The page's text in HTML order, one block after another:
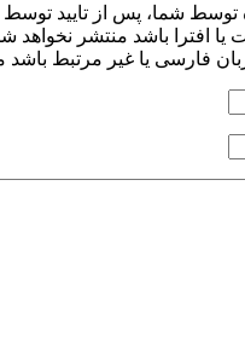
توسط شما، پس از تایید
یا افترا باشد منتشر نخواهد
فارسی یا غیر مرتبط